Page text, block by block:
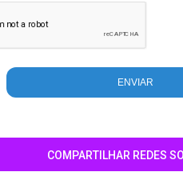
COMPARTILHAR REDES